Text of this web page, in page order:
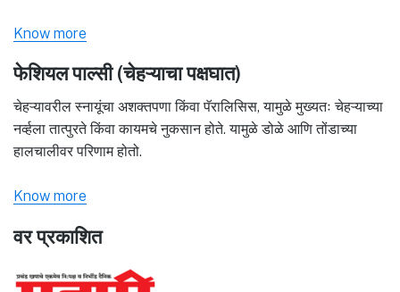
Know more
फेशियल पाल्सी (चेहऱ्याचा पक्षघात)
चेहऱ्यावरील स्नायूंचा अशक्तपणा किंवा पॅरालिसिस, यामुळे मुख्यतः चेहऱ्याच्या
नर्व्हला तात्पुरते किंवा कायमचे नुकसान होते. यामुळे डोळे आणि तोंडाच्या
हालचालीवर परिणाम होतो.
Know more
वर प्रकाशित